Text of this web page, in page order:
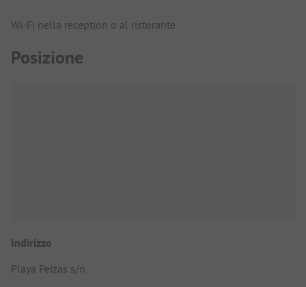
Wi-Fi nella reception o al ristorante
Posizione
Indirizzo
Playa Peizas s/n